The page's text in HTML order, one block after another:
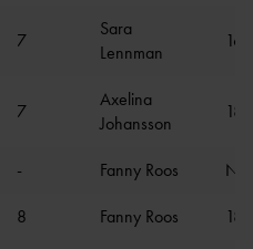
7
Sara
Lennman
7
Axelina
Johansson
- Fanny Roos
NM
8 Fanny Roos